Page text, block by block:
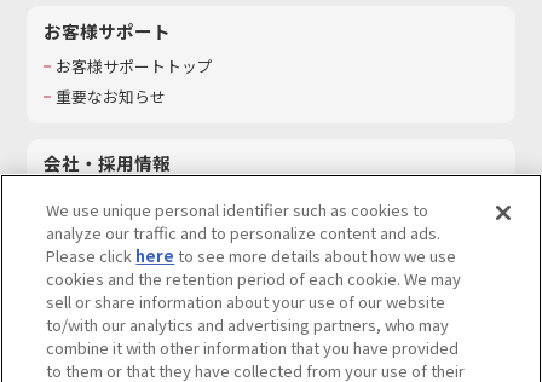
お客様サポート
お客様サポートトップ
重要なお知らせ
会社・採用情報
採用情報
サステナビリティ
お問い合わせ
We use unique personal identifier such as cookies to
analyze our traffic and to personalize content and ads.
Please click here to see more details about how we use
cookies and the retention period of each cookie. We may
sell or share information about your use of our website
to/with our analytics and advertising partners, who may
combine it with other information that you have provided
to them or that they have collected from your use of their